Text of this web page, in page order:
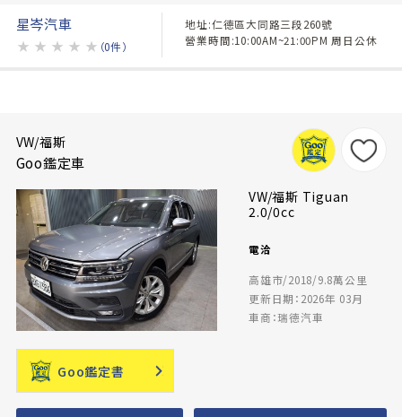
星岑汽車
★ ★ ★ ★ ★ （0件）
地址:仁德區大同路三段260號
營業時間:10:00AM~21:00PM 周日公休
VW/福斯
Goo鑑定車
VW/福斯 Tiguan
2.0/0cc
電洽
高雄市/2018/9.8萬公里
更新日期：2026年 03月
車商：瑞德汽車
Goo鑑定書